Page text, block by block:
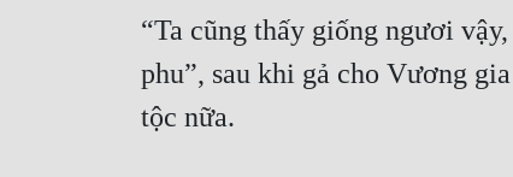
“Ta cũng thấy giống ngươi
phu”, sau khi gả cho Vương
tộc nữa.